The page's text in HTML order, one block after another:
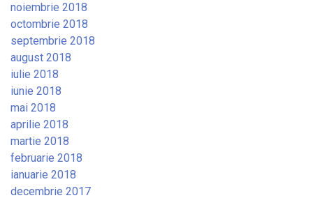
noiembrie 2018
octombrie 2018
septembrie 2018
august 2018
iulie 2018
iunie 2018
mai 2018
aprilie 2018
martie 2018
februarie 2018
ianuarie 2018
decembrie 2017